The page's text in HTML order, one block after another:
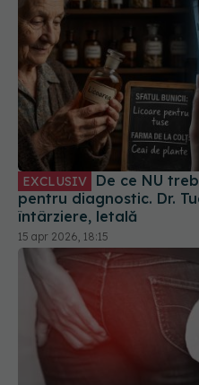
EXCLUSIV De ce NU trebuie să te bazezi pe AI
pentru diagnostic. Dr.
întârziere, letală
15 apr 2026, 18:15